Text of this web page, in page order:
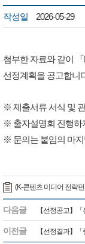
작성일 2026-05-29
첨부한 자료와 같이
선정계획을 공고합니
※ 제출서류 서식 및
※ 출자설명회 진행하
※ 문의는 붙임의 마지
(K-콘텐츠 미디어 전략
다음글 【선정공고】
이전글 【선정결과】